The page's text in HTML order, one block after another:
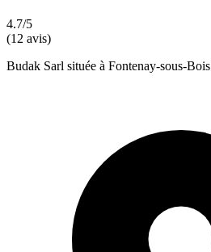
4.7/5
(12 avis)
Budak Sarl située à Fontenay-sous-Bois